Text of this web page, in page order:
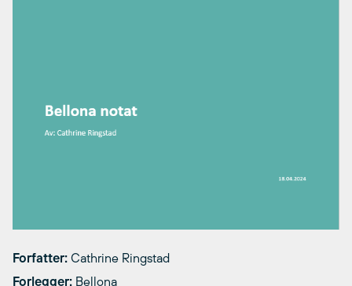
Forfatter: Cathrine Ringstad
Forlegger: Bellona